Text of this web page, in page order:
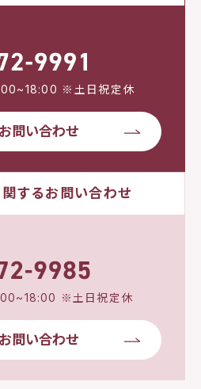
※土日祝定休
お問い合わせ
するお問い合わせ
※土日祝定休
お問い合わせ